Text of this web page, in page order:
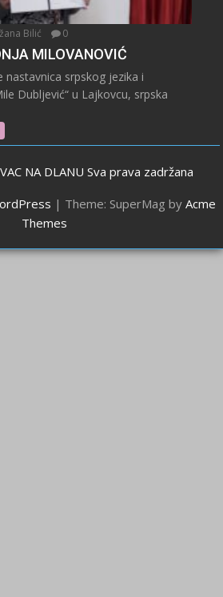
Bilić 0
MILOVANOVIĆ
nastavnica srpskog jezika i
Dubljević“ u Lajkovcu, srpska
NA DLANU Sva prava zadržana
| Theme: SuperMag by Acme
Themes